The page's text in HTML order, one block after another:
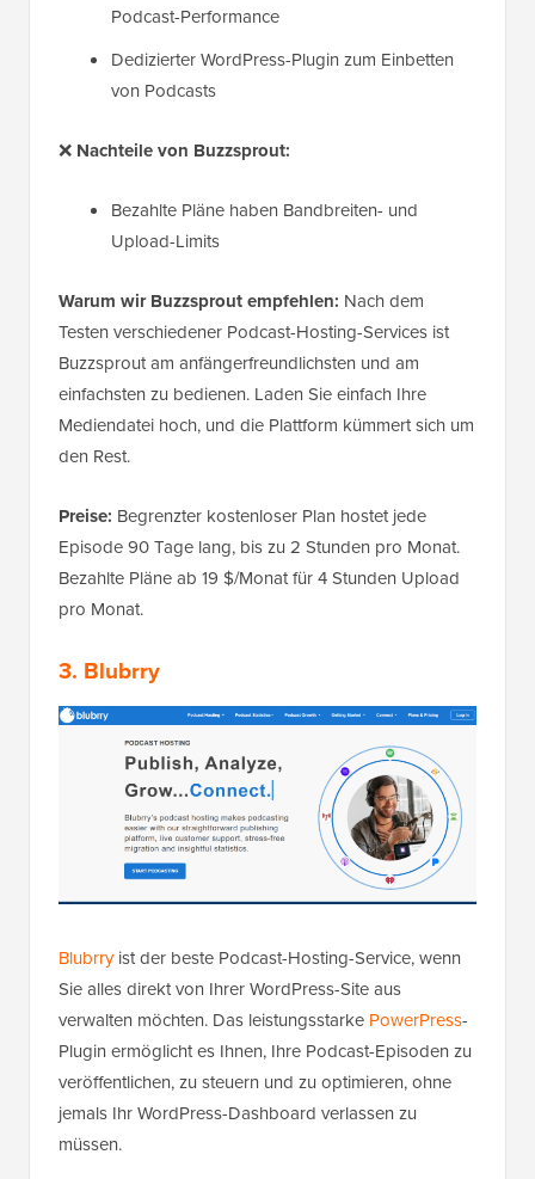
Podcast-Performance
Dedizierter WordPress-Plugin zum Einbetten
von Podcasts
❌ Nachteile von Buzzsprout:
Bezahlte Pläne haben Bandbreiten- und
Upload-Limits
Warum wir Buzzsprout empfehlen: Nach dem
Testen verschiedener Podcast-Hosting-Services ist
Buzzsprout am anfängerfreundlichsten und am
einfachsten zu bedienen. Laden Sie einfach Ihre
Mediendatei hoch, und die Plattform kümmert sich um
den Rest.
Preise: Begrenzter kostenloser Plan hostet jede
Episode 90 Tage lang, bis zu 2 Stunden pro Monat.
Bezahlte Pläne ab 19 $/Monat für 4 Stunden Upload
pro Monat.
3. Blubrry
Blubrryist der beste Podcast-Hosting-Service, wenn
Sie alles direkt von Ihrer WordPress-Site aus
verwalten möchten. Das leistungsstarke PowerPress-
Plugin ermöglicht es Ihnen, Ihre Podcast-Episoden zu
veröffentlichen, zu steuern und zu optimieren, ohne
jemals Ihr WordPress-Dashboard verlassen zu
müssen.